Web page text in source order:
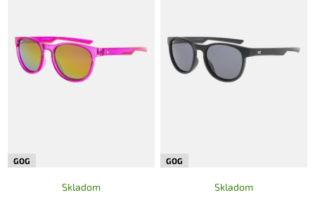
GOG
Skladom
GOG
Skladom